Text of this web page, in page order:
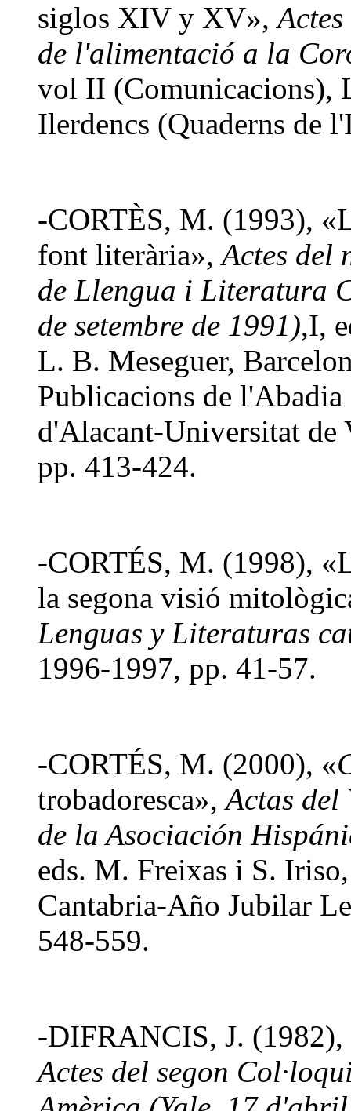
siglos XIV y XV»,
de l'alimentació a la
vol II (Comunicacions),
Ilerdencs (Quaderns de
-CORTÈS, M. (1993),
font literària»,Actes del
de Llengua i Literatura
de setembre de 1991),I,
L. B. Meseguer,
Publicacions de
d'Alacant-Universitat de
pp. 413-424.
-CORTÉS, M. (1998),
la segona visió
Lenguas y Literaturas
1996-1997, pp. 41-57.
-CORTÉS, M. (2000), «
trobadoresca»,Actas
de la Asociación
eds. M. Freixas i S.
Cantabria-Año Jubilar
548-559.
-DIFRANCIS, J.
Actes del segon